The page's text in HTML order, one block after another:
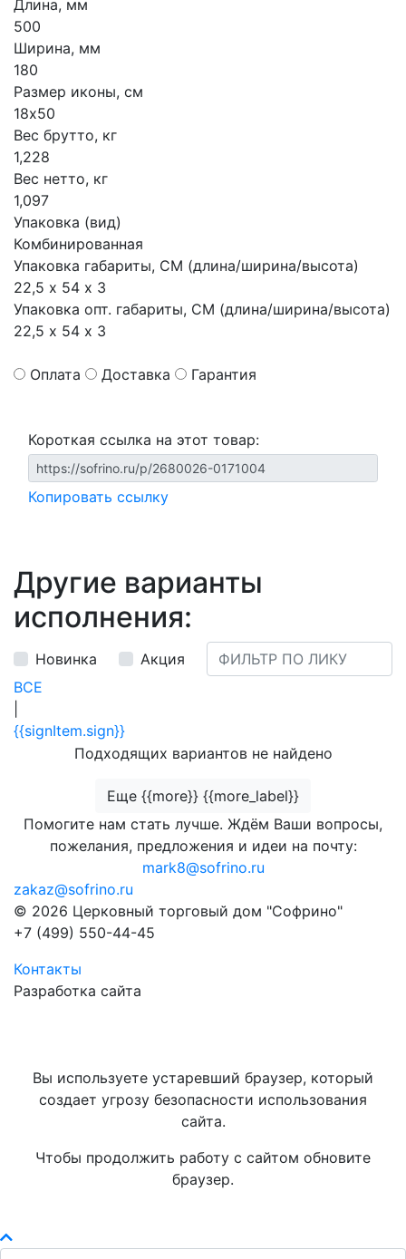
Длина, мм
500
Ширина, мм
180
Размер иконы, см
18х50
Вес брутто, кг
1,228
Вес нетто, кг
1,097
Упаковка (вид)
Комбинированная
Упаковка габариты, СМ (длина/ширина/высота)
22,5 х 54 х 3
Упаковка опт. габариты, СМ (длина/ширина/высота)
22,5 х 54 х 3
Оплата Доставка Гарантия
Короткая ссылка на этот товар:
Копировать ссылку
Другие варианты
исполнения:
Новинка
Акция
ВСЕ
{{signItem.sign}}
Подходящих вариантов не найдено
Еще {{more}} {{more_label}}
Помогите нам стать лучше. Ждём Ваши вопросы,
пожелания, предложения и идеи на почту:
mark8@sofrino.ru
zakaz@sofrino.ru
© 2026 Церковный торговый дом "Софрино"
+7 (499) 550-44-45
Контакты
Разработка сайта
Вы используете устаревший браузер, который
создает угрозу безопасности использования
сайта.
Чтобы продолжить работу с сайтом обновите
браузер.